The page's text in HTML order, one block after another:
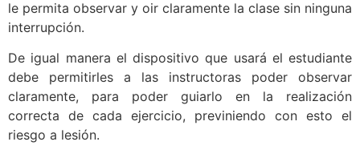
le permita observar y oir claramente la clase sin ninguna
interrupción.
De igual manera el dispositivo que usará el estudiante
debe permitirles a las instructoras poder observar
claramente, para poder guiarlo en la realización
correcta de cada ejercicio, previniendo con esto el
riesgo a lesión.